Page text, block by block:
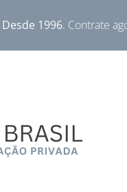
Desde 1996. Contrate